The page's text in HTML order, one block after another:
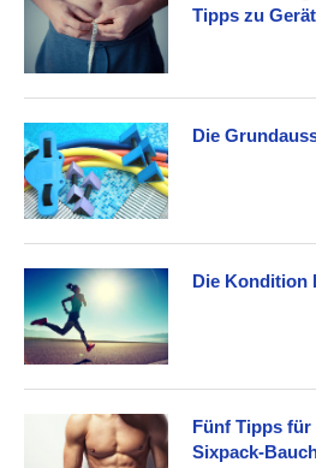
Tipps zu
Die
Die Kondition
Fünf Tipps für
Sixpack-